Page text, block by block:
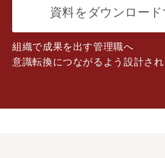
資料をダウンロード
組織で成果を出す管理職へ
意識転換につながるよう設計さ